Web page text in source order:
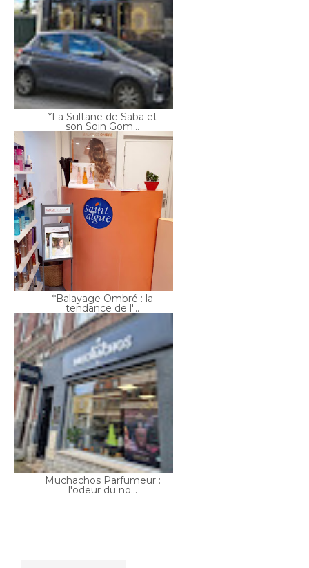
*La Sultane de Saba et
son Soin Gom...
*Balayage Ombré : la
tendance de l'...
Muchachos Parfumeur :
l'odeur du no...